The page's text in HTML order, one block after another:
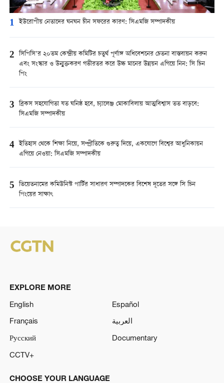
1 ইউরোপীয় নেতাদের ঘনঘন চীন সফরের কারণ: সিএমজি সম্পাদকীয়
2 সিপিসি’র ২০তম কেন্দ্রীয় কমিটির চতুর্থ পূর্ণাঙ্গ অধিবেশনের চেতনা বাস্তবায়ন করুন
এবং সংস্কার ও উন্মুক্তকরণ গভীরতর করে উচ্চ মানের উন্নয়ন এগিয়ে নিন: সি চিন
পিং
3 ব্রিকস সহযোগিতা যত ঘনিষ্ঠ হবে, চ্যালেঞ্জ মোকাবিলায় আত্মবিশ্বাস তত বাড়বে:
সিএমজি সম্পাদকীয়
4 ইতিহাস থেকে শিক্ষা নিয়ে, সম্প্রীতিকে গুরুত্ব দিয়ে, একযোগে বিশ্বের আধুনিকায়ন
এগিয়ে নেওয়া: সিএমজি সম্পাদকীয়
5 ভিয়েতনামের কমিউনিস্ট পার্টির সাধারণ সম্পাদকের বিশেষ দূতের সঙ্গে সি চিন
পিংয়ের সাক্ষাৎ
EXPLORE MORE
English
Español
Français
العربية
Русский
Documentary
CCTV+
CHOOSE YOUR LANGUAGE